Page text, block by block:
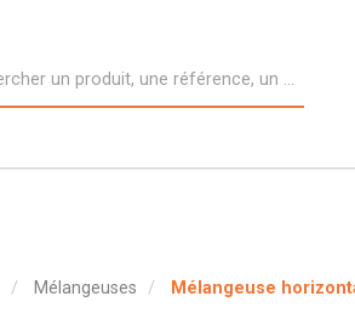
Mélangeuses Mélangeuse